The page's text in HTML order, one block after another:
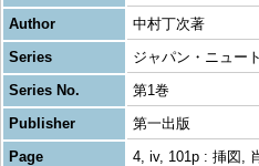
Author
中村丁次著
Series
ジャパン・ニュー
Series No.
第1巻
Publisher
第一出版
Page
4, iv, 101p : 挿図,